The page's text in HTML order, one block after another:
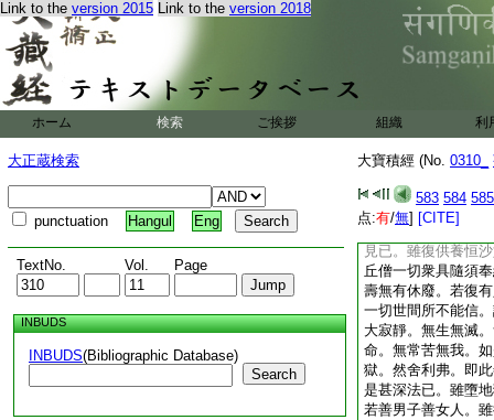
Link to the version 2015 Link to the version 2018
ホーム 検索 ご挨拶 組織 利
大正蔵検索
punctuation Hangul Eng
TextNo. Vol. Page
INBUDS
INBUDS(Bibliographic Database)
Search
大寶積經 (No. 0310_
583 584 585
点:有/無] [CITE]
法時。彼大衆中有
信受。生大恐怖起
去。即自見身墮大
爾時尊者舍利弗白
中五百比丘聞此法
起誹謗心。即自見
舍利弗言。舍利弗
故。乃至無有一法
諸法無所生故。汝
止勿宣是法。舍利
我見。依止人見。
見已。雖復供養恒
丘僧一切衆具隨須
壽無有休廢。若復
一切世間所不能信
大寂靜。無生無滅
命。無常苦無我。
獄。然舍利弗。即
是甚深法已。雖墮
若善男子善女人。